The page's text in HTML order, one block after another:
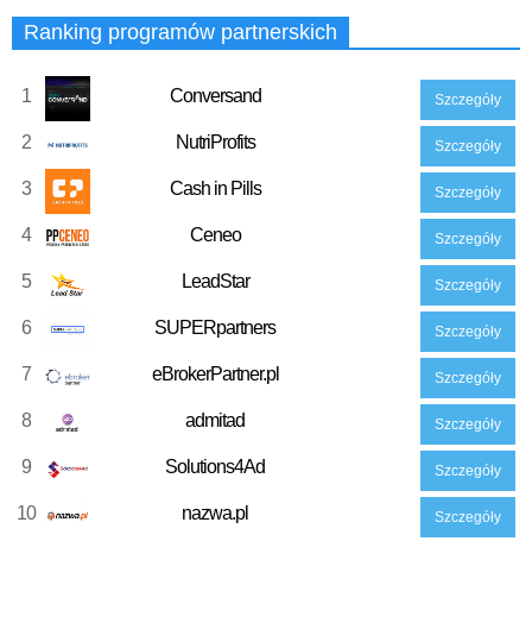
Ranking programów partnerskich
1 Conversand Szczegóły
2 NutriProfits Szczegóły
3 Cash in Pills Szczegóły
4 Ceneo Szczegóły
5 LeadStar Szczegóły
6 SUPERpartners Szczegóły
7 eBrokerPartner.pl Szczegóły
8 admitad Szczegóły
9 Solutions4Ad Szczegóły
10 nazwa.pl Szczegóły